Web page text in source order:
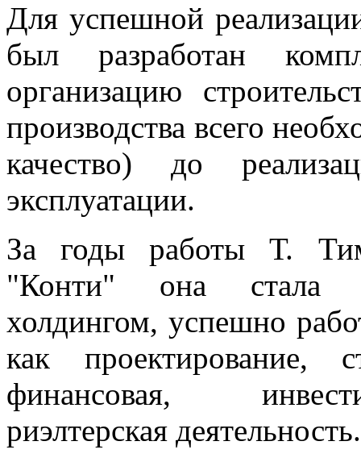
Для успешной
был разработан
организацию
производства всего
качество) до
эксплуатации.
За годы работы Т.
"Конти" она стала
холдингом, успешно
как проектирование,
финансовая,
риэлтерская деятельность.